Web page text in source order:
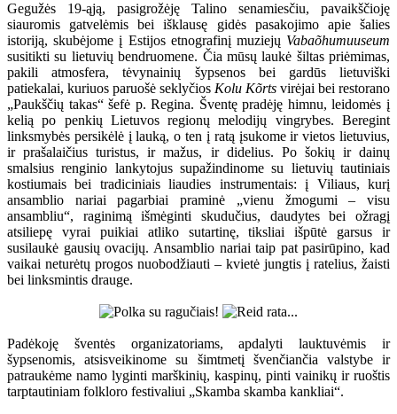
Gegužės 19-ąją, pasigrožėję Talino senamiesčiu, pavaikščioję
siauromis gatvelėmis bei išklausę gidės pasakojimo apie šalies
istoriją, skubėjome į Estijos etnografinį muziejų Vabaõhumuuseum
susitikti su lietuvių bendruomene. Čia mūsų laukė šiltas priėmimas,
pakili atmosfera, tėvynainių šypsenos bei gardūs lietuviški
patiekalai, kuriuos paruošė seklyčios Kolu Kõrts virėjai bei restorano
„Paukščių takas“ šefė p. Regina. Šventę pradėję himnu, leidomės į
kelią po penkių Lietuvos regionų melodijų vingrybes. Beregint
linksmybės persikėlė į lauką, o ten į ratą įsukome ir vietos lietuvius,
ir prašalaičius turistus, ir mažus, ir didelius. Po šokių ir dainų
smalsius renginio lankytojus supažindinome su lietuvių tautiniais
kostiumais bei tradiciniais liaudies instrumentais: į Viliaus, kurį
ansamblio nariai pagarbiai praminė „vienu žmogumi – visu
ansambliu“, raginimą išmėginti skudučius, daudytes bei ožragį
atsiliepę vyrai puikiai atliko sutartinę, tiksliai išpūtė garsus ir
susilaukė gausių ovacijų. Ansamblio nariai taip pat pasirūpino, kad
vaikai neturėtų progos nuobodžiauti – kvietė jungtis į ratelius, žaisti
bei linksmintis drauge.
Padėkoję šventės organizatoriams, apdalyti lauktuvėmis ir
šypsenomis, atsisveikinome su šimtmetį švenčiančia valstybe ir
patraukėme namo lyginti marškinių, kaspinų, pinti vainikų ir ruoštis
tarptautiniam folkloro festivaliui „Skamba skamba kankliai“.